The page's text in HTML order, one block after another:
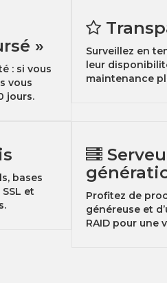
»
: si vous
vous
jours.
Surveillez en
leur
maintenance
bases
et
Profitez de
généreuse et
RAID pour une